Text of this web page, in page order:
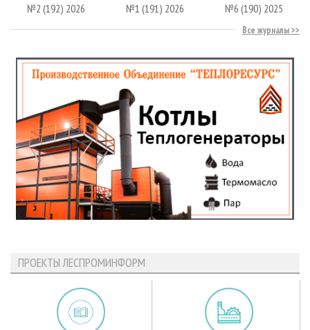
№2 (192) 2026 №1 (191) 2026 №6 (190) 2025
Все журналы
ПРОЕКТЫ ЛЕСПРОМИНФОРМ